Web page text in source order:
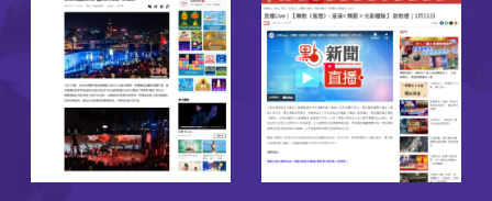
的經典場景，帶大家走入
武俠異想世界！（媒體：
RTHK 香港電台） 2025-
2025-01-13